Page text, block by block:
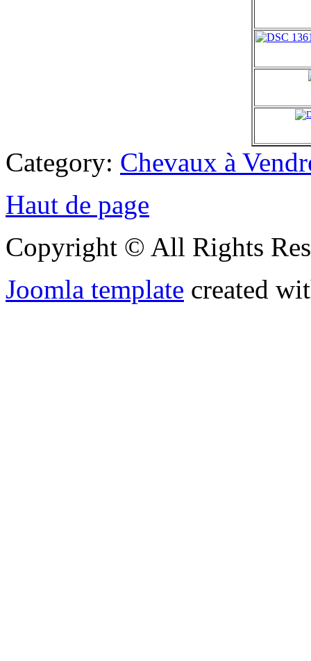
Category: Chevaux à
Haut de page
Copyright © All Rights
Joomla template created